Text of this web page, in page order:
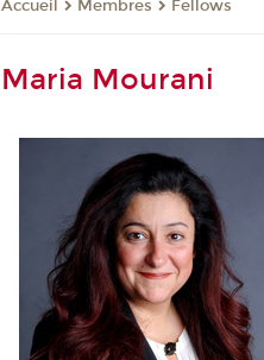
Accueil Membres Fellows
Maria Mourani